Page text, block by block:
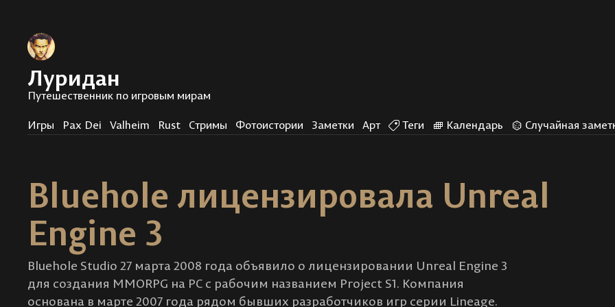
Луридан
Путешественник по игровым мирам
Игры Pax Dei Valheim Rust Стримы Фотоистории Заметки Арт Теги Календарь Случайная
Bluehole лицензировала Unreal
Engine 3
Bluehole Studio 27 марта 2008 года объявило о лицензировании Unreal Engine 3
для создания MMORPG на PC с рабочим названием Project S1. Компания
основана в марте 2007 года рядом бывших разработчиков игр серии Lineage.